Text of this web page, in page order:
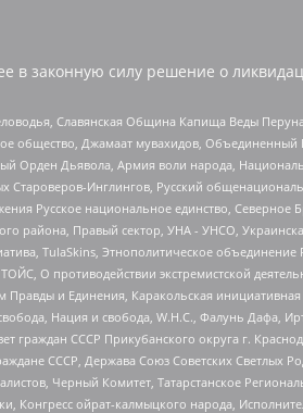
в законную силу решение о
Славянская Община Капища Веды
общество, Джамаат мувахидов, Объединенный
Орден Дьявола, Армия воли народа,
Староверов-Инглингов, Русский
Русское национальное единство, Северное
района, Правый сектор, УНА - УНСО,
TulaSkins, Этнополитическое объединение
О противодействии экстремистской
и Единения, Каракольская
Нация и свобода, W.H.С., Фалунь Дафа,
СССР Прикубанского округа г.
СССР, Держава Союз Советских Светлых
Черный Комитет, Татарстанское
Конгресс ойрат-калмыцкого народа,